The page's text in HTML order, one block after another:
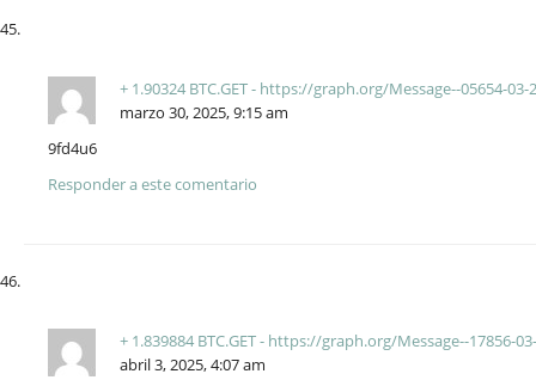
+ 1.90324 BTC.GET - https://graph.org/Message--05654-
marzo 30, 2025, 9:15 am
9fd4u6
Responder a este comentario
+ 1.839884 BTC.GET - https://graph.org/Message--17856-
abril 3, 2025, 4:07 am